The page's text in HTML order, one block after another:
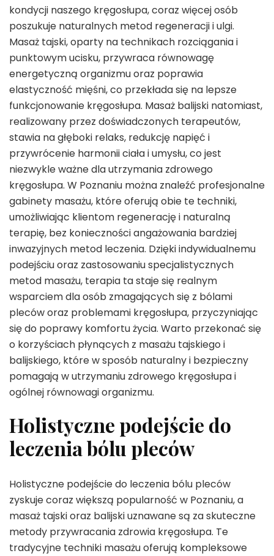
kondycji naszego kręgosłupa, coraz więcej osób
poszukuje naturalnych metod regeneracji i ulgi.
Masaż tajski, oparty na technikach rozciągania i
punktowym ucisku, przywraca równowagę
energetyczną organizmu oraz poprawia
elastyczność mięśni, co przekłada się na lepsze
funkcjonowanie kręgosłupa. Masaż balijski natomiast,
realizowany przez doświadczonych terapeutów,
stawia na głęboki relaks, redukcję napięć i
przywrócenie harmonii ciała i umysłu, co jest
niezwykle ważne dla utrzymania zdrowego
kręgosłupa. W Poznaniu można znaleźć profesjonalne
gabinety masażu, które oferują obie te techniki,
umożliwiając klientom regenerację i naturalną
terapię, bez konieczności angażowania bardziej
inwazyjnych metod leczenia. Dzięki indywidualnemu
podejściu oraz zastosowaniu specjalistycznych
metod masażu, terapia ta staje się realnym
wsparciem dla osób zmagających się z bólami
pleców oraz problemami kręgosłupa, przyczyniając
się do poprawy komfortu życia. Warto przekonać się
o korzyściach płynących z masażu tajskiego i
balijskiego, które w sposób naturalny i bezpieczny
pomagają w utrzymaniu zdrowego kręgosłupa i
ogólnej równowagi organizmu.
Holistyczne podejście do
leczenia bólu pleców
Holistyczne podejście do leczenia bólu pleców
zyskuje coraz większą popularność w Poznaniu, a
masaż tajski oraz balijski uznawane są za skuteczne
metody przywracania zdrowia kręgosłupa. Te
tradycyjne techniki masażu oferują kompleksowe